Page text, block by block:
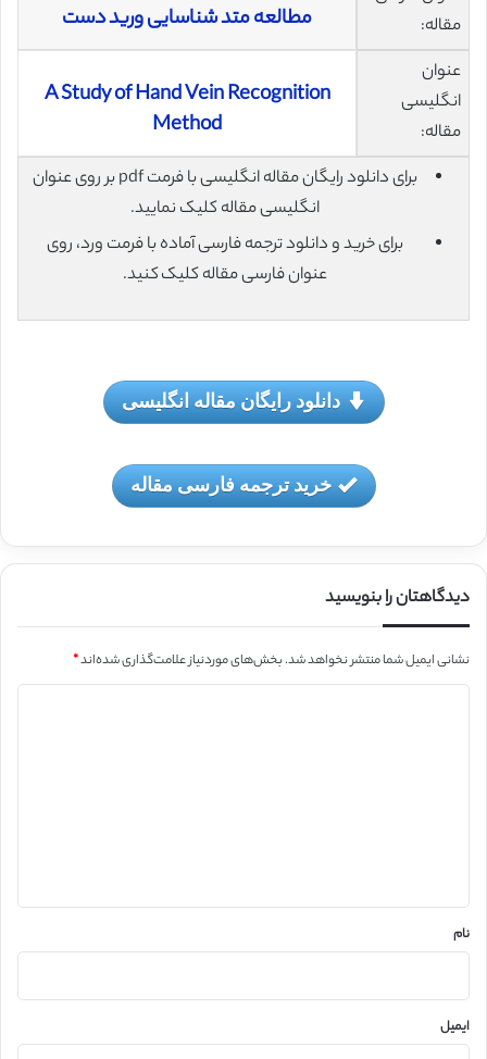
مقاله:
مطالعه متد شناسایی ورید دست
عنوان
انگلیسی
مقاله:
A Study of Hand Vein Recognition
Method
برای دانلود رایگان مقاله انگلیسی با فرمت pdf بر روی عنوان
انگلیسی مقاله کلیک نمایید.
برای خرید و دانلود ترجمه فارسی آماده با فرمت ورد، روی
عنوان فارسی مقاله کلیک کنید.
دانلود رایگان مقاله انگلیسی
خرید ترجمه فارسی مقاله
دیدگاهتان را بنویسید
نشانی ایمیل شما منتشر نخواهد شد.بخش‌های موردنیاز علامت‌گذاری شده‌اند*
نام
ایمیل